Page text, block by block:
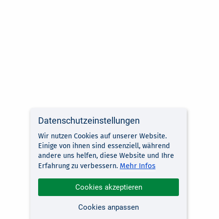
Datenschutzeinstellungen
Wir nutzen Cookies auf unserer Website.
Einige von ihnen sind essenziell, während
andere uns helfen, diese Website und Ihre
Erfahrung zu verbessern. Mehr Infos
Cookies akzeptieren
Cookies anpassen